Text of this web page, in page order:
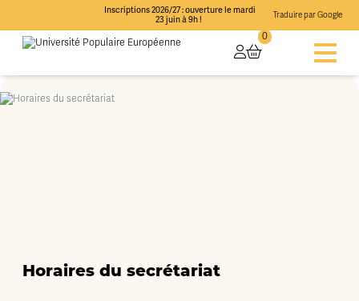
Inscriptions 2026/27 : ouverture le mardi
23 juin à 9h !
Traduire par Google
0
Horaires du secrétariat